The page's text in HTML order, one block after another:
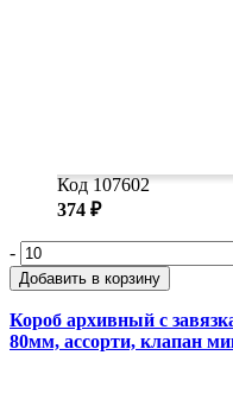
Код 107602
374 ₽
-
Добавить в корзину
Короб архивный с
80мм, ассорти, клапан